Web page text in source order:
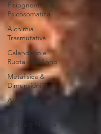
Fisiognomica &
Psicosomatica
Alchimia
Trasmutativa
Calendario e
Ruota dell'Anno
Metafisica &
Dimensioni
Amore per se
stessi
Biofilia e Natura